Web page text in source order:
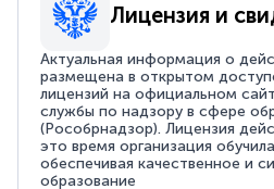
Лицензия и
Актуальная информация о
размещена в открытом
лицензий на официальном
службы по надзору в сфере
(Рособрнадзор). Лицензия
это время организация
обеспечивая качественное и
образование